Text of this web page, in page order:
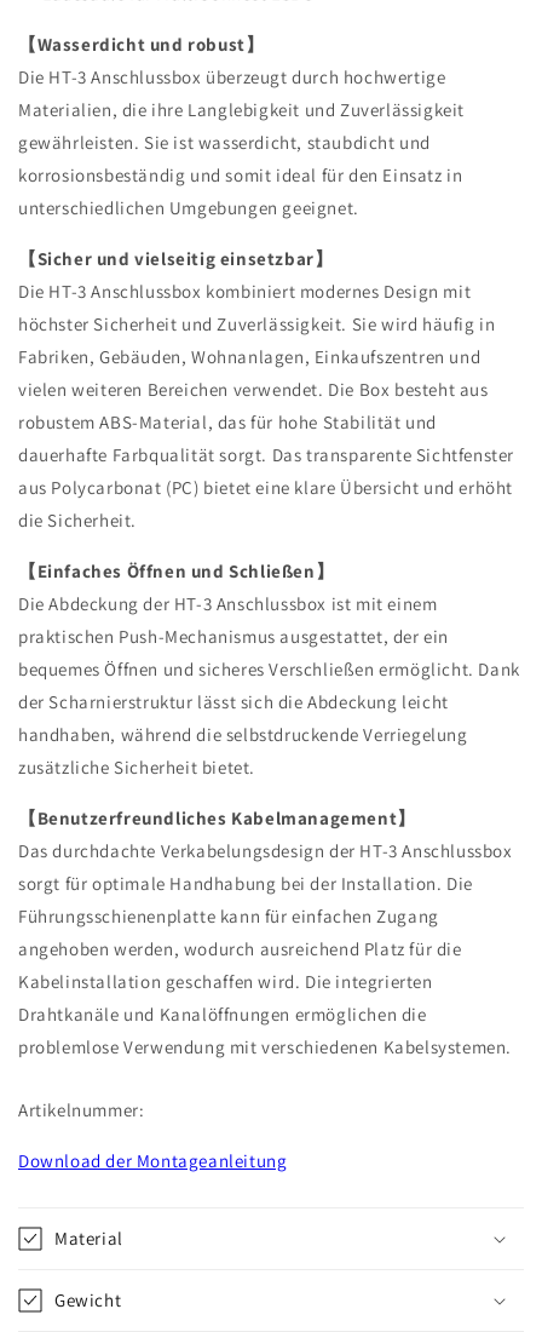
【Wasserdicht und robust】
Die HT-3 Anschlussbox überzeugt durch hochwertige
Materialien, die ihre Langlebigkeit und Zuverlässigkeit
gewährleisten. Sie ist wasserdicht, staubdicht und
korrosionsbeständig und somit ideal für den Einsatz in
unterschiedlichen Umgebungen geeignet.
【Sicher und vielseitig einsetzbar】
Die HT-3 Anschlussbox kombiniert modernes Design mit
höchster Sicherheit und Zuverlässigkeit. Sie wird häufig in
Fabriken, Gebäuden, Wohnanlagen, Einkaufszentren und
vielen weiteren Bereichen verwendet. Die Box besteht aus
robustem ABS-Material, das für hohe Stabilität und
dauerhafte Farbqualität sorgt. Das transparente Sichtfenster
aus Polycarbonat (PC) bietet eine klare Übersicht und erhöht
die Sicherheit.
【Einfaches Öffnen und Schließen】
Die Abdeckung der HT-3 Anschlussbox ist mit einem
praktischen Push-Mechanismus ausgestattet, der ein
bequemes Öffnen und sicheres Verschließen ermöglicht. Dank
der Scharnierstruktur lässt sich die Abdeckung leicht
handhaben, während die selbstdruckende Verriegelung
zusätzliche Sicherheit bietet.
【Benutzerfreundliches Kabelmanagement】
Das durchdachte Verkabelungsdesign der HT-3 Anschlussbox
sorgt für optimale Handhabung bei der Installation. Die
Führungsschienenplatte kann für einfachen Zugang
angehoben werden, wodurch ausreichend Platz für die
Kabelinstallation geschaffen wird. Die integrierten
Drahtkanäle und Kanalöffnungen ermöglichen die
problemlose Verwendung mit verschiedenen Kabelsystemen.
Artikelnummer:
Download der Montageanleitung
Material
Gewicht